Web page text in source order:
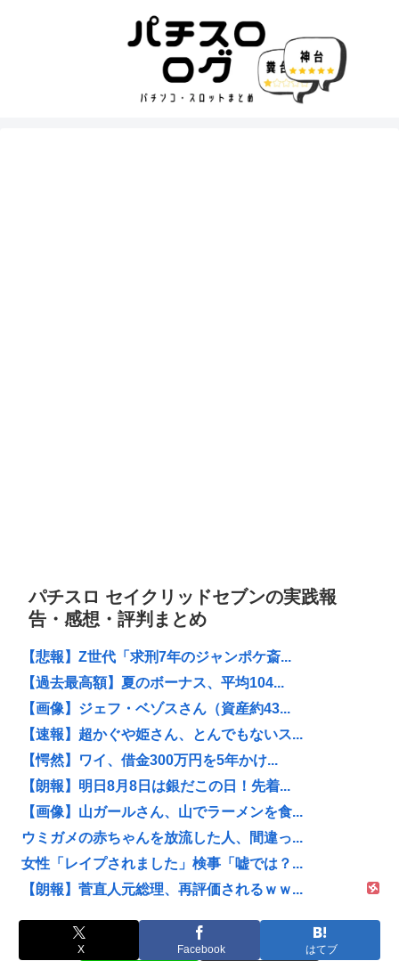
パチスロ セイクリッドセブンの実践報
告・感想・評判まとめ
【悲報】Z世代「求刑7年のジャンポケ斎...
【過去最高額】夏のボーナス、平均104...
【画像】ジェフ・ベゾスさん（資産約43...
【速報】超かぐや姫さん、とんでもないス...
【愕然】ワイ、借金300万円を5年かけ...
【朗報】明日8月8日は銀だこの日！先着...
【画像】山ガールさん、山でラーメンを食...
ウミガメの赤ちゃんを放流した人、間違っ...
女性「レイプされました」検事「嘘では？...
【朗報】菅直人元総理、再評価されるｗｗ...
X Facebook はてブ